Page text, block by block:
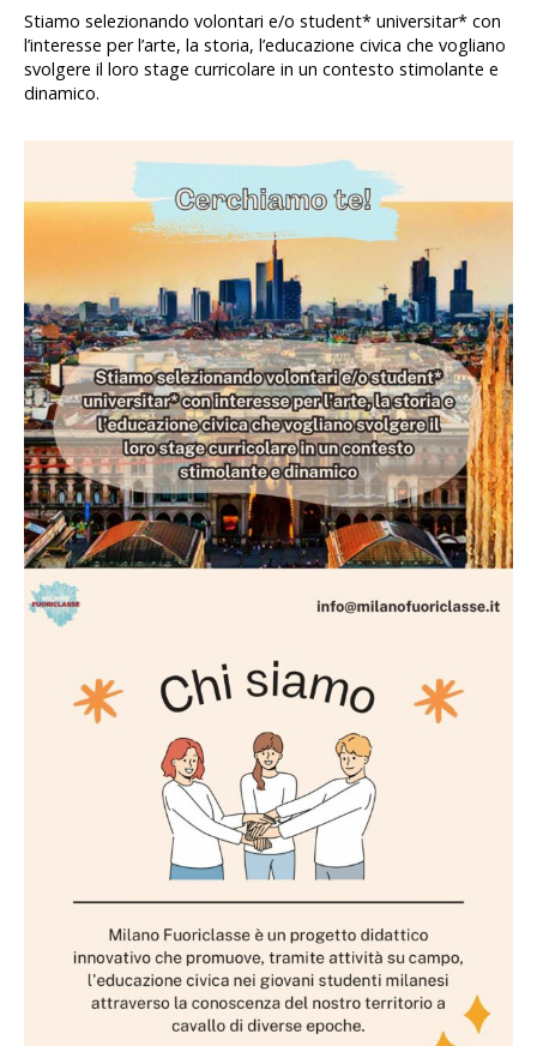
Stiamo selezionando volontari e/o student* universitar* con
l’interesse per l’arte, la storia, l’educazione civica che vogliano
svolgere il loro stage curricolare in un contesto stimolante e
dinamico.